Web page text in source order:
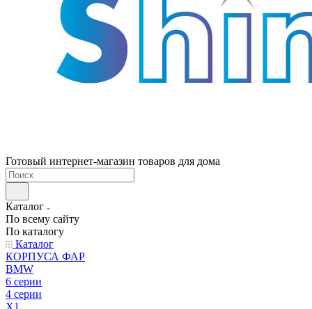
Готовый интернет-магазин товаров для дома
Каталог
По всему сайту
По каталогу
Каталог
КОРПУСА ФАР
BMW
6 серии
4 серии
X1